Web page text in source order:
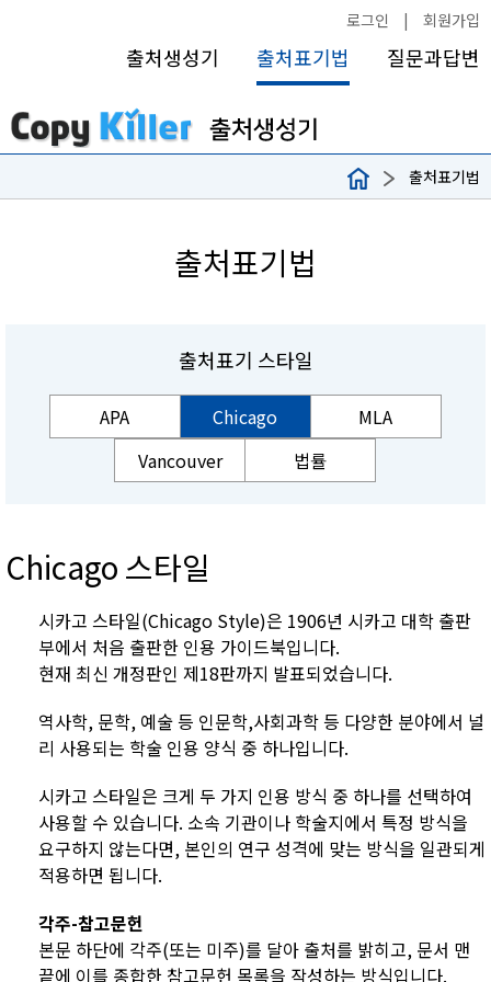
로그인 | 회원가입
출처생성기 출처표기법 질문과답변
출처표기법
출처표기법
출처표기 스타일
APA Chicago
MLA
Vancouver
법률
Chicago 스타일
시카고 스타일(Chicago Style)은 1906년 시카고 대학 출판
부에서 처음 출판한 인용 가이드북입니다.
현재 최신 개정판인 제18판까지 발표되었습니다.
역사학, 문학, 예술 등 인문학,사회과학 등 다양한 분야에서 널
리 사용되는 학술 인용 양식 중 하나입니다.
시카고 스타일은 크게 두 가지 인용 방식 중 하나를 선택하여
사용할 수 있습니다. 소속 기관이나 학술지에서 특정 방식을
요구하지 않는다면, 본인의 연구 성격에 맞는 방식을 일관되게
적용하면 됩니다.
각주-참고문헌
본문 하단에 각주(또는 미주)를 달아 출처를 밝히고, 문서 맨
끝에 이를 종합한 참고문헌 목록을 작성하는 방식입니다.